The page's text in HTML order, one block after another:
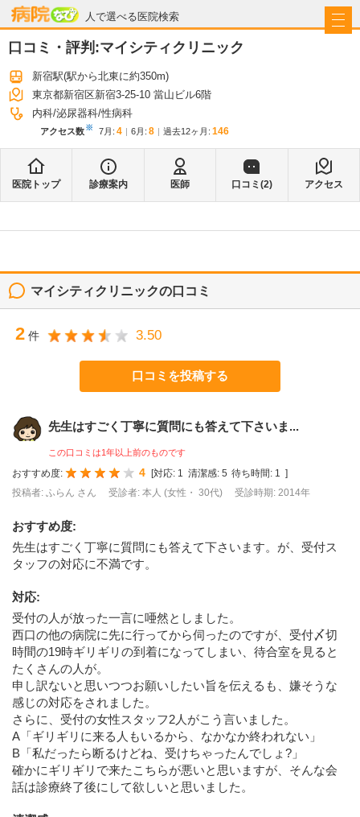
人で選べる医院検索
病院なび
口コミ・評判:マイシティクリニック
新宿駅(駅から北東に約350m)
東京都新宿区新宿3-25-10 當山ビル6階
内科 泌尿器科 性病科
アクセス数※ 7月 : 4 6月 : 8 過去12ヶ月: 146
医院トップ 診療案内 医師 口コミ(2) アクセス
マイシティクリニックの口コミ
2 件 3.50
口コミを投稿する
先生はすごく丁寧に質問にも答えて下さいま...
この口コミは1年以上前のものです
おすすめ度: 4 [対応: 1 清潔感: 5 待ち時間: 1
]
投稿者: ふらん さん
受診者: 本人 (女性・ 30代) 受診時期: 2014年
おすすめ度:
先生はすごく丁寧に質問にも答えて下さいます。が、受付ス
タッフの対応に不満です。
対応:
受付の人が放った一言に唖然としました。
西口の他の病院に先に行ってから伺ったのですが、受付〆切
時間の19時ギリギリの到着になってしまい、待合室を見ると
たくさんの人が。
申し訳ないと思いつつお願いしたい旨を伝えるも、嫌そうな
感じの対応をされました。
さらに、受付の女性スタッフ2人がこう言いました。
A「ギリギリに来る人もいるから、なかなか終われない」
B「私だったら断るけどね、受けちゃったんでしょ?」
確かにギリギリで来たこちらが悪いと思いますが、そんな会
話は診療終了後にして欲しいと思いました。